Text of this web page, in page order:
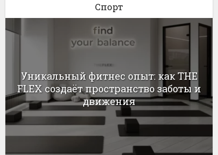
Спорт
Уникальный фитнес опыт: как THE
FLEX создаёт пространство заботы и
движения